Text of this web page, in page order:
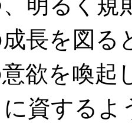
長を図る
欲を喚起
資するよ